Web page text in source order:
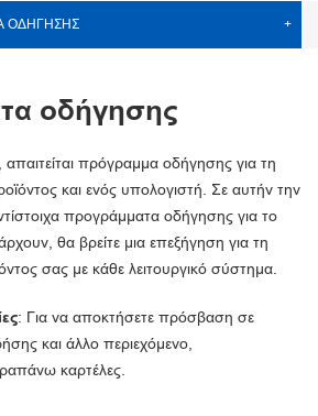
ΟΔΉΓΗΣΗΣ +
οδήγησης
απαιτείται πρόγραμμα οδήγησης για τη
και ενός υπολογιστή. Σε αυτήν την
προγράμματα οδήγησης για το
θα βρείτε μια επεξήγηση για τη
σας με κάθε λειτουργικό σύστημα.
: Για να αποκτήσετε πρόσβαση σε
και άλλο περιεχόμενο,
καρτέλες.